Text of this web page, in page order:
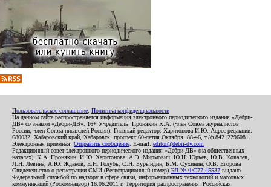
Пользовательское соглашение Политика конфиденциальности
На данном сайте распространяется информация электронного периодического издания «Дебри-
ДВ» со знаком «Дебри-ДВ». 16+ Учредитель: Пронякин К.А. (член Союза журналистов
России, член Союза писателей России). Главный редактор: Харитонова И.Ю. Адрес редакции:
680032, Хабаровский край, Хабаровск, проспект 60-летия Октября, 88-46, т./ф.84212296081.
Электронная приемная: Отправить сообщение . E-mail: editor@debri-dv.com
Редакционный совет электронного периодического издания «Дебри-ДВ» (на общественных
началах): К.А. Пронякин, И.Ю. Харитонова, А.Э. Мирмович, Ю.Н. Юрьев, Ю.В. Ковалев,
Л.Н. Левина, А.Ю. Жданов, Е.Н. Голубь, С.Н. Бурындин, Б.М. Сухинин, О.В. Егорова
Свидетельство о регистрации СМИ (Регистрационный номер) ЭЛ № ФС77-45537 выдано
Федеральной службой по надзору в сфере связи, информационных технологий и массовых
коммуникаций (Роскомнадзор) 16.06.2011 г. Территория распространения: Российская